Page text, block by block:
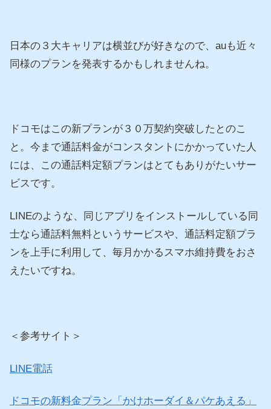
日本の３大キャリアは横並びが好きなので、auも近々
同様のプランを発表するかもしれませんね。
ドコモはこの新プランが３０万契約突破したとのこ
と。今まで通話料金がコンスタントにかかっていた人
には、この通話料定額プランはとてもありがたいサー
ビスです。
LINEのような、同じアプリをインストールしている同
士なら通話料無料というサービスや、通話料定額プラ
ンを上手に利用して、毎月かかるスマホ維持費をおさ
えたいですね。
＜参考サイト＞
LINE電話
ドコモの新料金プラン「かけホーダイ＆パケあえる」